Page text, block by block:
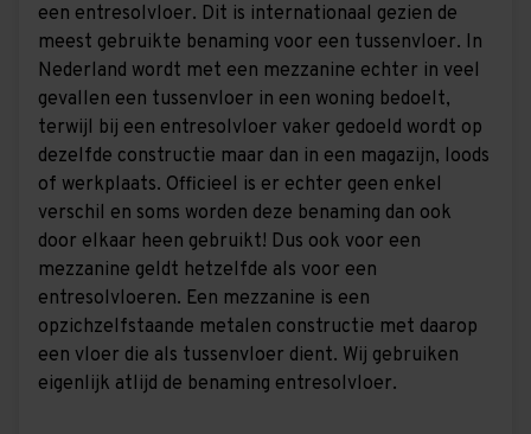
een entresolvloer. Dit is internationaal gezien de
meest gebruikte benaming voor een tussenvloer. In
Nederland wordt met een mezzanine echter in veel
gevallen een tussenvloer in een woning bedoelt,
terwijl bij een entresolvloer vaker gedoeld wordt op
dezelfde constructie maar dan in een magazijn, loods
of werkplaats. Officieel is er echter geen enkel
verschil en soms worden deze benaming dan ook
door elkaar heen gebruikt! Dus ook voor een
mezzanine geldt hetzelfde als voor een
entresolvloeren. Een mezzanine is een
opzichzelfstaande metalen constructie met daarop
een vloer die als tussenvloer dient. Wij gebruiken
eigenlijk atlijd de benaming entresolvloer.